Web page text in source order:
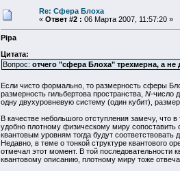
Re: Сфера Блоха
« Ответ #2 : 06 Марта 2007, 11:57:20 »
Pipa
Цитата:
Вопрос: отчего "сфера Блоха" трехмерна, а не
Если чисто формально, то размерность сферы
размерность гильбертова пространства, N-число
одну двухуровневую систему (один кубит),
В качестве небольшого отступления замечу, что
удобно плотному физическому миру сопоставить
квантовым уровням тогда будут соответствовать
Недавно, в теме о тонкой структуре квантового
отмечал этот момент. В той последовательности
квантовому описанию, плотному миру тоже